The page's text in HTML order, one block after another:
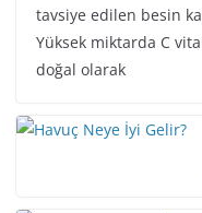
tavsiye edilen besin
Yüksek miktarda C
doğal olarak